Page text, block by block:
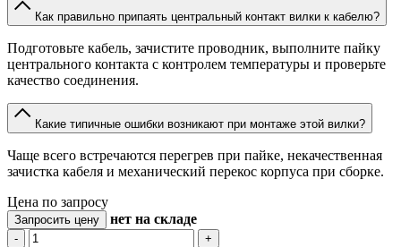
Как правильно припаять центральный контакт вилки к кабелю?
Подготовьте кабель, зачистите проводник, выполните пайку
центрального контакта с контролем температуры и проверьте
качество соединения.
Какие типичные ошибки возникают при монтаже этой вилки?
Чаще всего встречаются перегрев при пайке, некачественная
зачистка кабеля и механический перекос корпуса при сборке.
Цена по запросу
Запросить цену нет на складе
- +